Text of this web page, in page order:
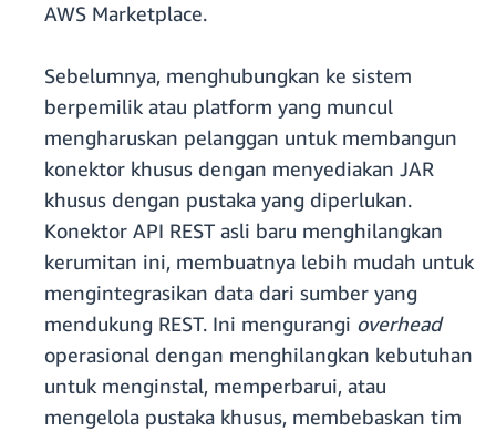
AWS Marketplace.
Sebelumnya, menghubungkan ke sistem
berpemilik atau platform yang muncul
mengharuskan pelanggan untuk membangun
konektor khusus dengan menyediakan JAR
khusus dengan pustaka yang diperlukan.
Konektor API REST asli baru menghilangkan
kerumitan ini, membuatnya lebih mudah untuk
mengintegrasikan data dari sumber yang
mendukung REST. Ini mengurangi overhead
operasional dengan menghilangkan kebutuhan
untuk menginstal, memperbarui, atau
mengelola pustaka khusus, membebaskan tim